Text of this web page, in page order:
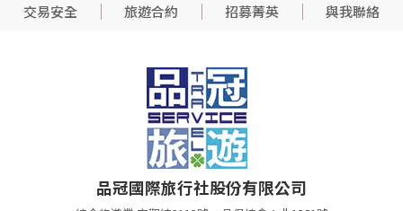
交易安全
旅遊合約 招募菁英 與我聯絡
品冠國際旅行社股份有限公司